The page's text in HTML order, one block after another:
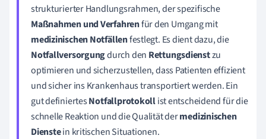
strukturierter Handlungsrahmen, der spezifische
Maßnahmen und Verfahrenfür den Umgang mit
medizinischen Notfällenfestlegt. Es dient dazu, die
Notfallversorgungdurch den Rettungsdienstzu
optimieren und sicherzustellen, dass Patienten effizient
und sicher ins Krankenhaus transportiert werden. Ein
gut definiertesNotfallprotokollist entscheidend für die
schnelle Reaktion und die Qualität dermedizinischen
Dienstein kritischen Situationen.